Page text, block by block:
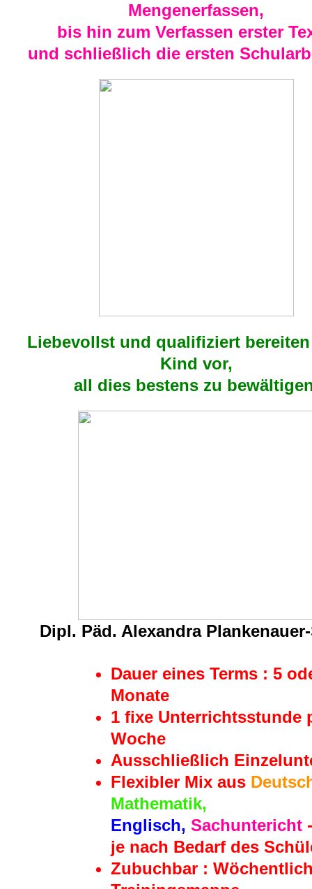
Mengenerfassen,
bis hin zum Verfassen erster
und schließlich die ersten
Liebevollst und qualifiziert
Kind vor,
all dies bestens zu
Dipl. Päd. Alexandra
Dauer eines Terms : 5
Monate
1 fixe Unterrichtsstunde
Woche
Ausschließlich
Flexibler Mix aus
Mathematik,
Englisch, Sachuntericht
je nach Bedarf des
Zubuchbar :